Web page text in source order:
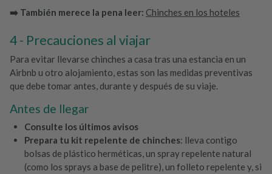
➡️ También merece la pena leer: Chinches en los hoteles
Precauciones al viajar
Para evitar llevarse chinches a casa tras una estancia en un
Airbnb u otro alojamiento, estas son las medidas preventivas
que debe tomar antes, durante y después de su viaje.
Antes de llegar
Consulte los últimos avisos
Prepara tu kit repelente de chinches: lleva contigo
bolsas de plástico herméticas, un spray repelente natural
(como los sprays a base de pelitre), un folleto repelente y, si